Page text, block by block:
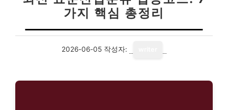
가지 핵심 총정리
2026-06-05 작성자: